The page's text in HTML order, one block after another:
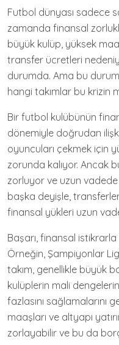
Futbol dünyası sadece
zamanda finansal
büyük kulüp, yüksek
transfer ücretleri
durumda. Ama bu
hangi takımlar bu krizin
Bir futbol kulübünün
dönemiyle doğrudan
oyuncuları çekmek için
zorunda kalıyor. Ancak
zorluyor ve uzun vadede
başka deyişle,
finansal yükleri uzun
Başarı, finansal
Örneğin, Şampiyonlar
takım, genellikle büyük
kulüplerin mali
fazlasını sağlamalarını
maaşları ve altyapı
zorlayabilir ve bu da